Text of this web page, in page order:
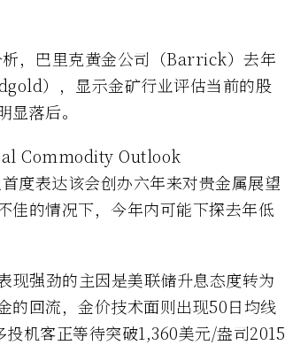
，巴里克黄金公司（Barrick）去年
），显示金矿行业评估当前的股
落后。
Commodity Outlook
度表达该会创办六年来对贵金属展望
佳的情况下，今年内可能下探去年低
现强劲的主因是美联储升息态度转为
的回流，金价技术面则出现50日均线
机客正等待突破1,360美元/盎司2015